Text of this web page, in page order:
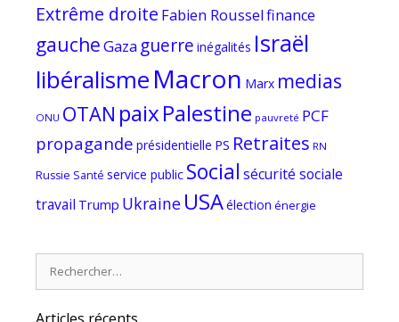
Extrême droite Fabien Rousselfinance
gaucheGaza guerre inégalités Israël
libéralismeMacron Marx medias
ONU OTAN paixPalestine pauvreté PCF
propagande présidentielle PS Retraites RN
Russie Santé service public Social sécurité sociale
travail Trump Ukraine USAélection énergie